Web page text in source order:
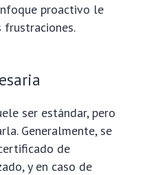
proactivo le
frustraciones.
ser estándar, pero
Generalmente, se
de
y en caso de